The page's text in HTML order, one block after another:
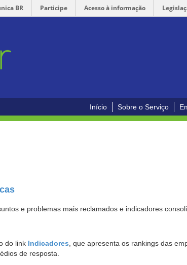
BR Participe Acesso à informação
Início Sobre o Serviço
e problemas mais reclamados e indicadores
do link Indicadores, que apresenta os rankings das
de resposta.